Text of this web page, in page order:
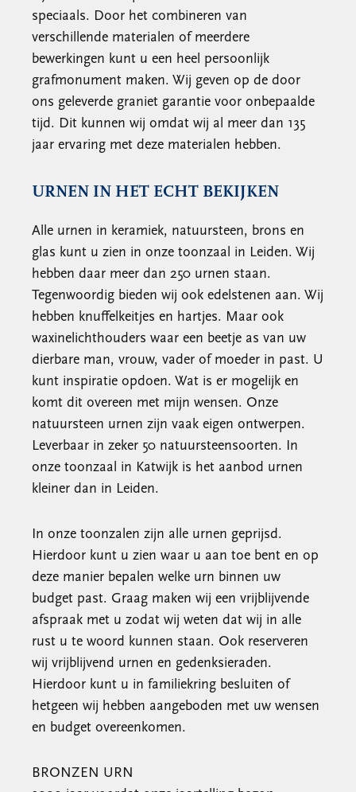
speciaals. Door het combineren van
verschillende materialen of meerdere
bewerkingen kunt u een heel persoonlijk
grafmonument maken. Wij geven op de door
ons geleverde graniet garantie voor onbepaalde
tijd. Dit kunnen wij omdat wij al meer dan 135
jaar ervaring met deze materialen hebben.
URNEN IN HET ECHT BEKIJKEN
Alle urnen in keramiek, natuursteen, brons en
glas kunt u zien in onze toonzaal in Leiden. Wij
hebben daar meer dan 250 urnen staan.
Tegenwoordig bieden wij ook edelstenen aan. Wij
hebben knuffelkeitjes en hartjes. Maar ook
waxinelichthouders waar een beetje as van uw
dierbare man, vrouw, vader of moeder in past. U
kunt inspiratie opdoen. Wat is er mogelijk en
komt dit overeen met mijn wensen. Onze
natuursteen urnen zijn vaak eigen ontwerpen.
Leverbaar in zeker 50 natuursteensoorten. In
onze toonzaal in Katwijk is het aanbod urnen
kleiner dan in Leiden.
In onze toonzalen zijn alle urnen geprijsd.
Hierdoor kunt u zien waar u aan toe bent en op
deze manier bepalen welke urn binnen uw
budget past. Graag maken wij een vrijblijvende
afspraak met u zodat wij weten dat wij in alle
rust u te woord kunnen staan. Ook reserveren
wij vrijblijvend urnen en gedenksieraden.
Hierdoor kunt u in familiekring besluiten of
hetgeen wij hebben aangeboden met uw wensen
en budget overeenkomen.
BRONZEN URN